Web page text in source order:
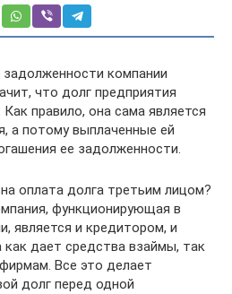
компании
что долг предприятия
правило, она сама является
а потому выплаченные ей
ее задолженности.
оплата долга третьим лицом?
функционирующая в
является и кредитором, и
дает средства взаймы, так
Все это делает
долг перед одной